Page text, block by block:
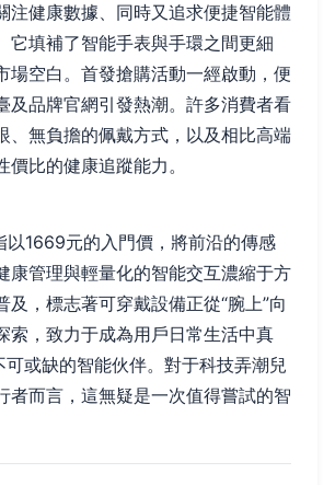
注健康數據、同時又追求便捷智能體
它填補了智能手表與手環之間更細
場空白。首發搶購活動一經啟動，便
及品牌官網引發熱潮。許多消費者看
、無負擔的佩戴方式，以及相比高端
價比的健康追蹤能力。
以1669元的入門價，將前沿的傳感
康管理與輕量化的智能交互濃縮于方
及，標志著可穿戴設備正從“腕上”向
索，致力于成為用戶日常生活中真
可或缺的智能伙伴。對于科技弄潮兒
者而言，這無疑是一次值得嘗試的智